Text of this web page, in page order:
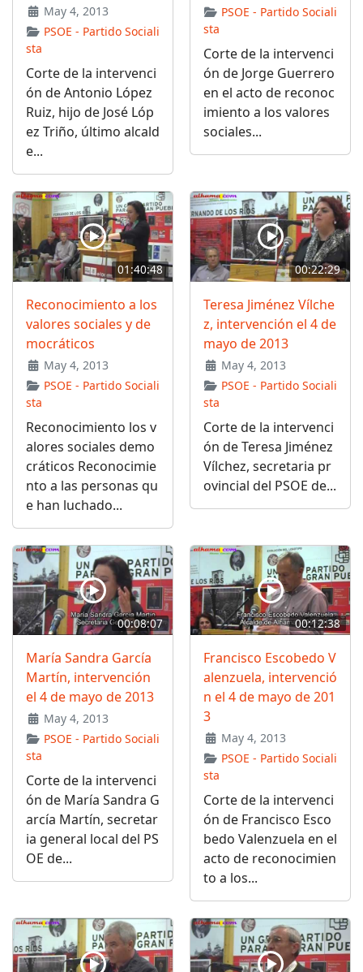
May 4, 2013
PSOE - Partido Sociali
sta
Corte de la intervenci
ón de Antonio López
Ruiz, hijo de José Lóp
ez Triño, último alcald
e...
PSOE - Partido Sociali
sta
Corte de la intervenci
ón de Jorge Guerrero
en el acto de reconoc
imiento a los valores
sociales...
01:40:48
Reconocimiento a los
valores sociales y de
mocráticos
May 4, 2013
PSOE - Partido Sociali
sta
Reconocimiento los v
alores sociales demo
cráticos Reconocimie
nto a las personas qu
e han luchado...
00:22:29
Teresa Jiménez Vílche
z, intervención el 4 de
mayo de 2013
May 4, 2013
PSOE - Partido Sociali
sta
Corte de la intervenci
ón de Teresa Jiménez
Vílchez, secretaria pr
ovincial del PSOE de...
00:08:07
María Sandra García
Martín, intervención
el 4 de mayo de 2013
May 4, 2013
PSOE - Partido Sociali
sta
Corte de la intervenci
ón de María Sandra G
arcía Martín, secretar
ia general local del PS
OE de...
00:12:38
Francisco Escobedo V
alenzuela, intervenció
n el 4 de mayo de 201
3
May 4, 2013
PSOE - Partido Sociali
sta
Corte de la intervenci
ón de Francisco Esco
bedo Valenzuela en el
acto de reconocimien
to a los...